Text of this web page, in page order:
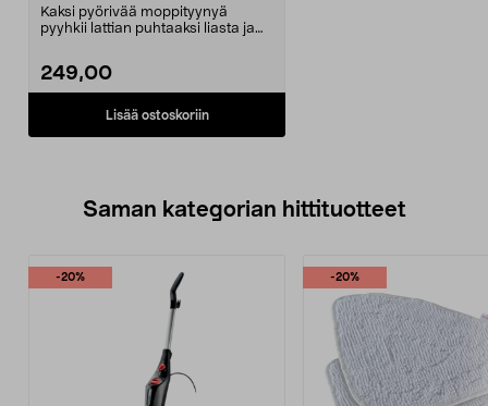
akkukäyttöinen
Kaksi pyörivää moppityynyä
pyyhkii lattian puhtaaksi liasta ja
249,00
Lisää ostoskoriin
Saman kategorian hittituotteet
-20% -20%